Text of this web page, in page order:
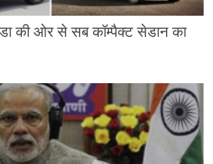
की ओर से सब कॉम्पैक्ट सेडान का